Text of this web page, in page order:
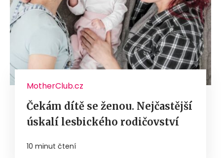
MotherClub.cz
Čekám dítě se ženou. Nejčastější
úskalí lesbického rodičovství
10 minut čtení